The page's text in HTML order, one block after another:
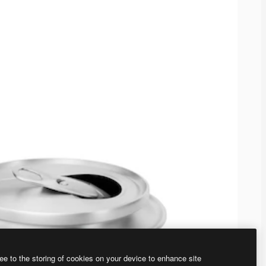
to the storing of cookies on your device to enhance site